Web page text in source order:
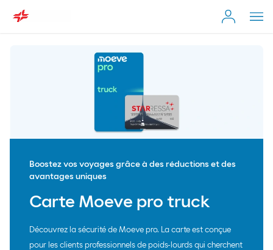
Individual Customer
Empresa
Boostez vos voyages grâce à des réductions et des
avantages uniques
Carte Moeve pro truck
Découvrez la sécurité de Moeve pro. La carte est conçue
pour les clients professionnels de poids-lourds qui cherchent